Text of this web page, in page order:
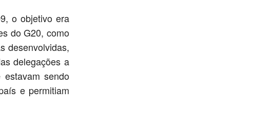
o objetivo era
do G20, como
desenvolvidas,
delegações a
sendo
e permitiam